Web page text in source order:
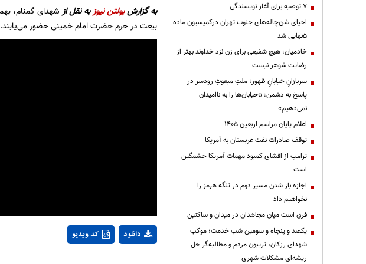
به گزارشبولتن نیوزبه نقل از
بیعت در حرم حضرت امام خمینی حضور می‌یابند.
کد ویدیو دانلود
۷ توصیه برای آغاز نویسندگی
احیای شن‌چاله‌های جنوب تهران درکمیسیون ماده
۵نهایی شد
خادمیان: هیچ شفیعی برای زن نزد خداوند بهتر از
رضایت شوهر نیست
سربازانِ خیابانِ ظهور؛ ملتِ مبعوثِ رودسر در
پاسخ به دشمن: «خیابان‌ها را به ناامیدان
نمی‌دهیم»
اعلام پایان مراسم اربعین ۱۴۰۵
توقف صادرات نفت عربستان به آمریکا
ترامپ از افشای کمبود مهمات آمریکا خشمگین
است
اجازه باز شدن مسیر دوم در تنگه هرمز را
نخواهیم داد
فرق است میان مجاهدان در میدان و ساکتین
یکصد و پنجاه و سومین شب خدمت؛ موکب
شهدای رزکان، تریبون مردم و مطالبه‌گر حل
ریشه‌ای مشکلات شهری